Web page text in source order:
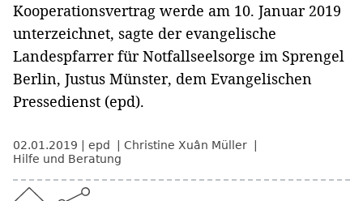
Kooperationsvertrag werde am 10. Januar 2019
unterzeichnet, sagte der evangelische
Landespfarrer für Notfallseelsorge im Sprengel
Berlin, Justus Münster, dem Evangelischen
Pressedienst (epd).
02.01.2019 epd
Christine Xuân Müller
Hilfe und Beratung